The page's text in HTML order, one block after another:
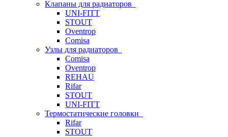
Клапаны для радиаторов
UNI-FITT
STOUT
Oventrop
Comisa
Узлы для радиаторов
Comisa
Oventrop
REHAU
Rifar
STOUT
UNI-FITT
Термостатические головки
Rifar
STOUT